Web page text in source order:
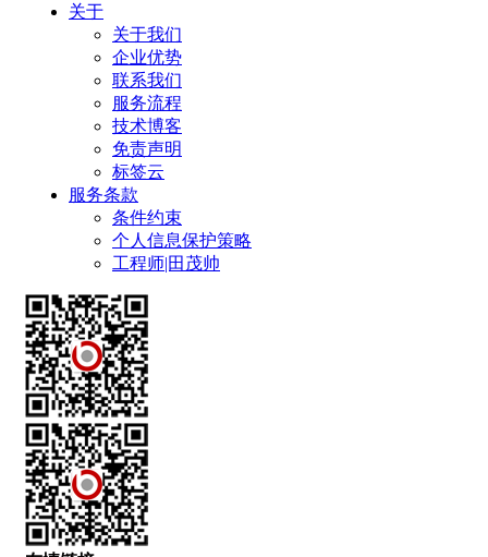
关于
关于我们
企业优势
联系我们
服务流程
技术博客
免责声明
标签云
服务条款
条件约束
个人信息保护策略
工程师|田茂帅